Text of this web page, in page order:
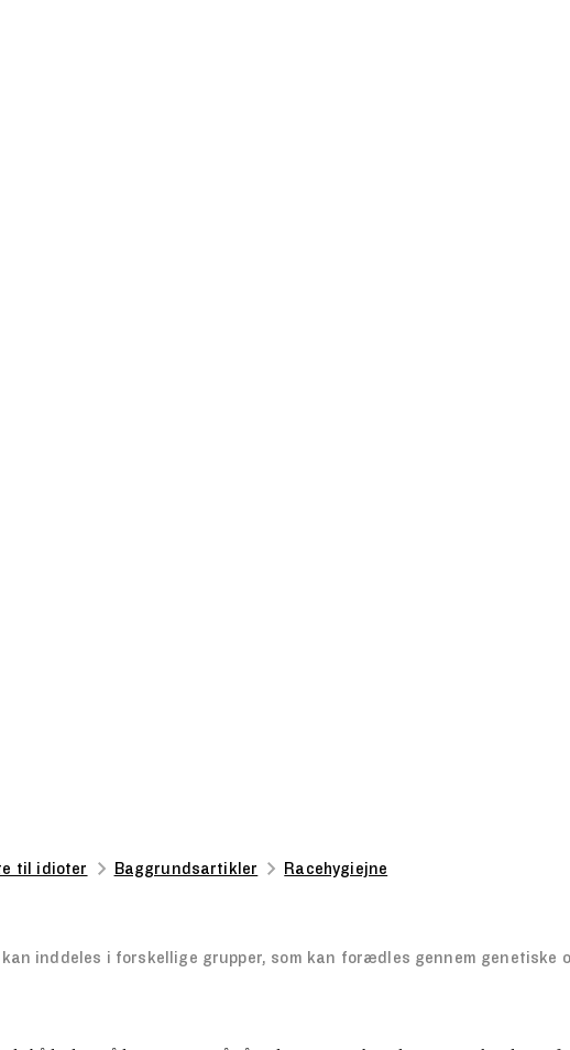
til idioter Baggrundsartikler Racehygiejne
inddeles i forskellige grupper, som kan forædles gennem genetiske